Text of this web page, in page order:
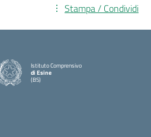
Stampa / Condividi
Istituto Comprensivo
di Esine
(BS)